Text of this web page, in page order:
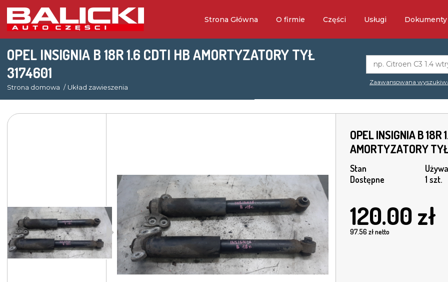
Strona Główna O firmie Części Usługi Dokumenty
OPEL INSIGNIA B 18R 1.6 CDTI HB AMORTYZATORY TYŁ
3174601
Strona domowa Układ zawieszenia
Zaawansowana
OPEL INSIGNIA B 18R
AMORTYZATORY
Stan
Dostępne
1 szt.
120.00 zł
97.56zł netto